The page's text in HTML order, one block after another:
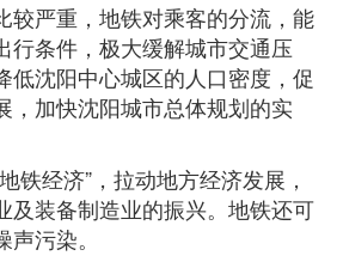
较严重，地铁对乘客的分流，能
行条件，极大缓解城市交通压
低沈阳中心城区的人口密度，促
，加快沈阳城市总体规划的实
铁经济”，拉动地方经济发展，
及装备制造业的振兴。地铁还可
污染。